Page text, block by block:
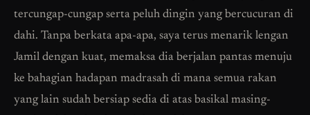
tercungap-cungap serta peluh dingin yang bercucuran di
dahi. Tanpa berkata apa-apa, saya terus menarik lengan
Jamil dengan kuat, memaksa dia berjalan pantas menuju
ke bahagian hadapan madrasah di mana semua rakan
yang lain sudah bersiap sedia di atas basikal masing-